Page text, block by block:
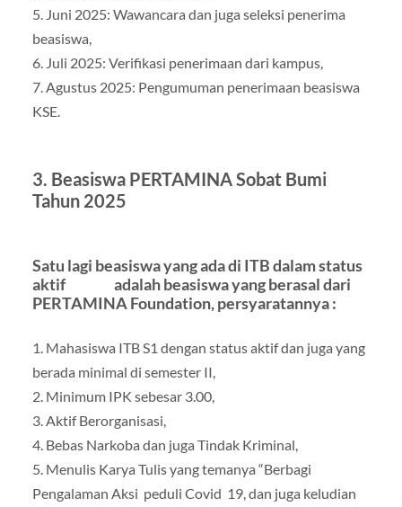
5. Juni 2025: Wawancara dan juga seleksi penerima
beasiswa,
6. Juli 2025: Verifikasi penerimaan dari kampus,
7. Agustus 2025: Pengumuman penerimaan beasiswa
KSE.
3. Beasiswa PERTAMINA Sobat Bumi
Tahun 2025
Satu lagi beasiswa yang ada di ITB dalam status
aktif adalah beasiswa yang berasal dari
PERTAMINA Foundation, persyaratannya :
1. Mahasiswa ITB S1 dengan status aktif dan juga yang
berada minimal di semester II,
2. Minimum IPK sebesar 3.00,
3. Aktif Berorganisasi,
4. Bebas Narkoba dan juga Tindak Kriminal,
5. Menulis Karya Tulis yang temanya “Berbagi
Pengalaman Aksi peduli Covid 19, dan juga keludian